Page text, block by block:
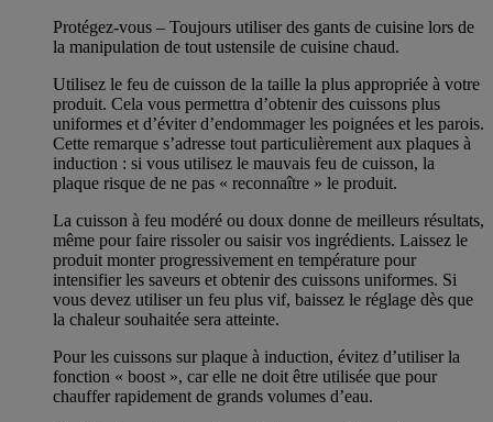
Protégez-vous – Toujours utiliser des gants de cuisine lors de
la manipulation de tout ustensile de cuisine chaud.
Utilisez le feu de cuisson de la taille la plus appropriée à votre
produit. Cela vous permettra d’obtenir des cuissons plus
uniformes et d’éviter d’endommager les poignées et les parois.
Cette remarque s’adresse tout particulièrement aux plaques à
induction : si vous utilisez le mauvais feu de cuisson, la
plaque risque de ne pas « reconnaître » le produit.
La cuisson à feu modéré ou doux donne de meilleurs résultats,
même pour faire rissoler ou saisir vos ingrédients. Laissez le
produit monter progressivement en température pour
intensifier les saveurs et obtenir des cuissons uniformes. Si
vous devez utiliser un feu plus vif, baissez le réglage dès que
la chaleur souhaitée sera atteinte.
Pour les cuissons sur plaque à induction, évitez d’utiliser la
fonction « boost », car elle ne doit être utilisée que pour
chauffer rapidement de grands volumes d’eau.